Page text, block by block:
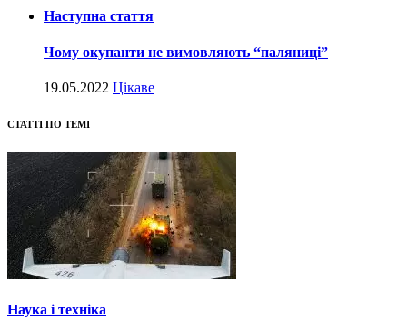
Наступна стаття
Чому окупанти не вимовляють “паляниці”
19.05.2022 Цікаве
СТАТТІ ПО ТЕМІ
Наука і техніка